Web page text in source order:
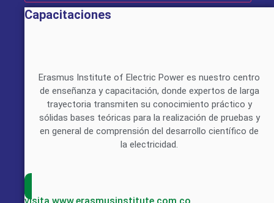
Capacitaciones
Erasmus Institute of Electric Power es nuestro centro
de enseñanza y capacitación, donde expertos de larga
trayectoria transmiten su conocimiento práctico y
sólidas bases teóricas para la realización de pruebas y
en general de comprensión del desarrollo científico de
la electricidad.
visita www.erasmusinstitute.com.co